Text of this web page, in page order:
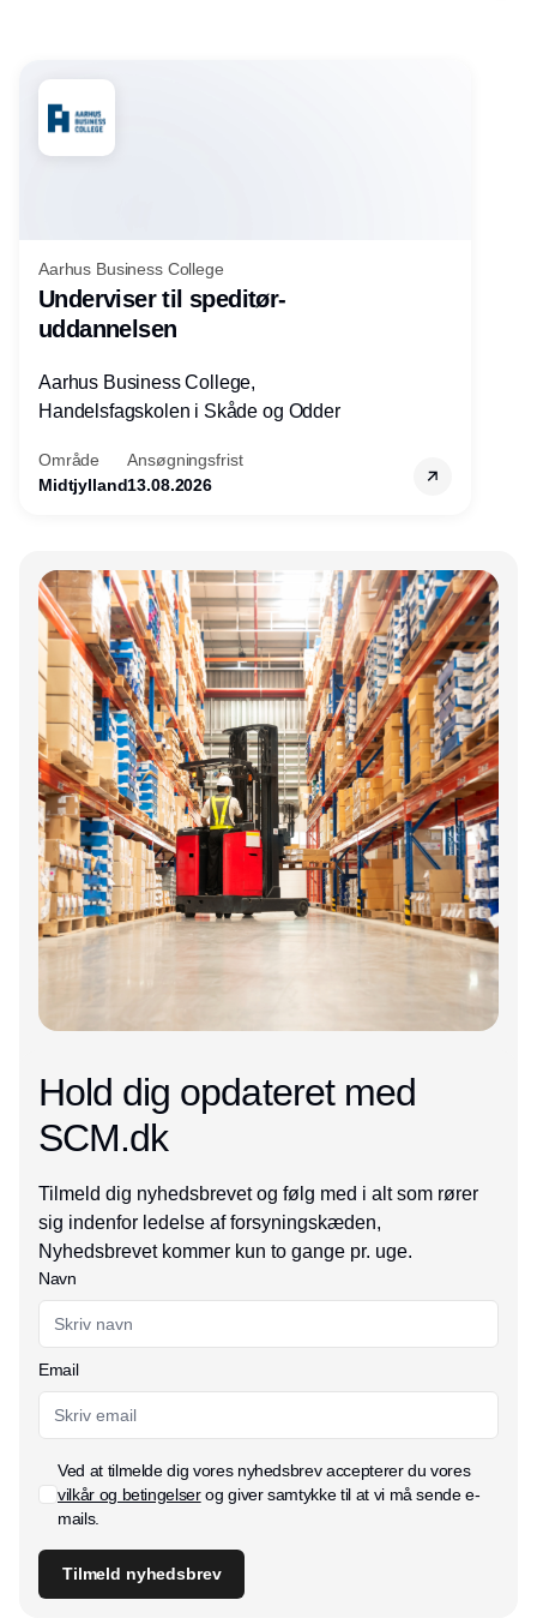
Aarhus Business College
Underviser til speditør-
uddannelsen
Aarhus Business College,
Handelsfagskolen i Skåde og Odder
Område
Midtjylland
Ansøgningsfrist
13.08.2026
Annonce
Hold dig opdateret med
SCM.dk
Tilmeld dig nyhedsbrevet og følg med i alt som rører
sig indenfor ledelse af forsyningskæden,
Nyhedsbrevet kommer kun to gange pr. uge.
Navn
Email
Ved at tilmelde dig vores nyhedsbrev accepterer du vores
vilkår og betingelserog giver samtykke til at vi må sende e-
mails.
Tilmeld nyhedsbrev